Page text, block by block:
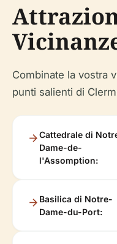
Combinate la vostra
punti salienti di
Cattedrale di
Dame-de-
l'Assomption:
Basilica di Notre-
Dame-du-Port: